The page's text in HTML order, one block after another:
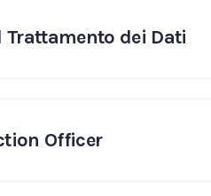
Trattamento dei Dati
Officer